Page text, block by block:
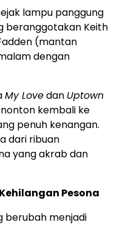
lampu panggung
beranggotakan Keith
(mantan
dengan
My Lovedan Uptown
kembali ke
penuh kenangan.
dari ribuan
yang akrab dan
Pesona
berubah menjadi